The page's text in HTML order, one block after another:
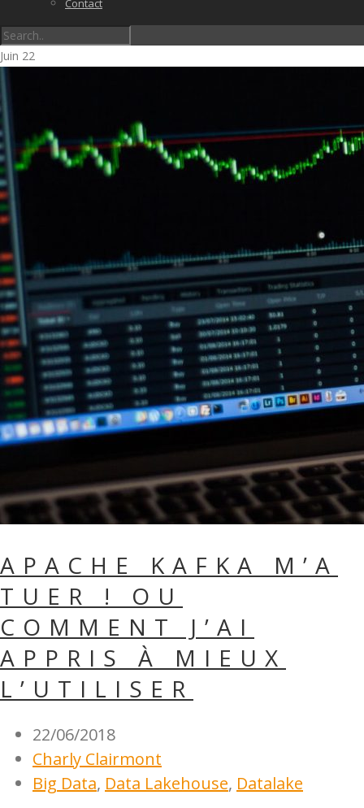
Contact
Juin 22
APACHE KAFKA M’A
TUER ! OU
COMMENT J’AI
APPRIS À MIEUX
L’UTILISER
22/06/2018
Charly Clairmont
Big Data, Data Lakehouse, Datalake